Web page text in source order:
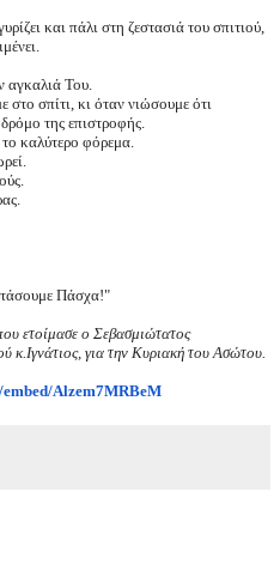
και πάλι στη ζεστασιά του σπιτιού,
αγκαλιά Του.
στο σπίτι, κι όταν νιώσουμε ότι
της επιστροφής.
το καλύτερο φόρεμα.
Πάσχα!"
ετοίμασε ο Σεβασμιώτατος
κ.Ιγνάτιος, για την Κυριακή του Ασώτου.
embed/Alzem7MRBeM